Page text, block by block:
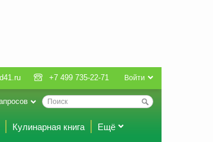
Войти
+7 499 735-22-71
Кулинарная книга Ещё